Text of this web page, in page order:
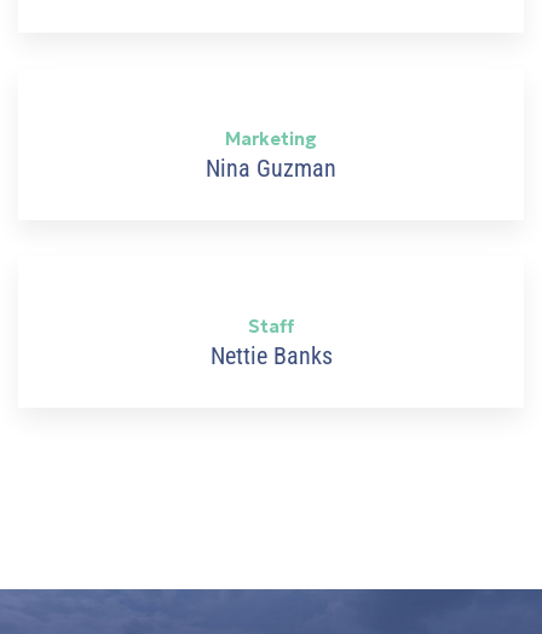
Marketing
Nina Guzman
Staff
Nettie Banks